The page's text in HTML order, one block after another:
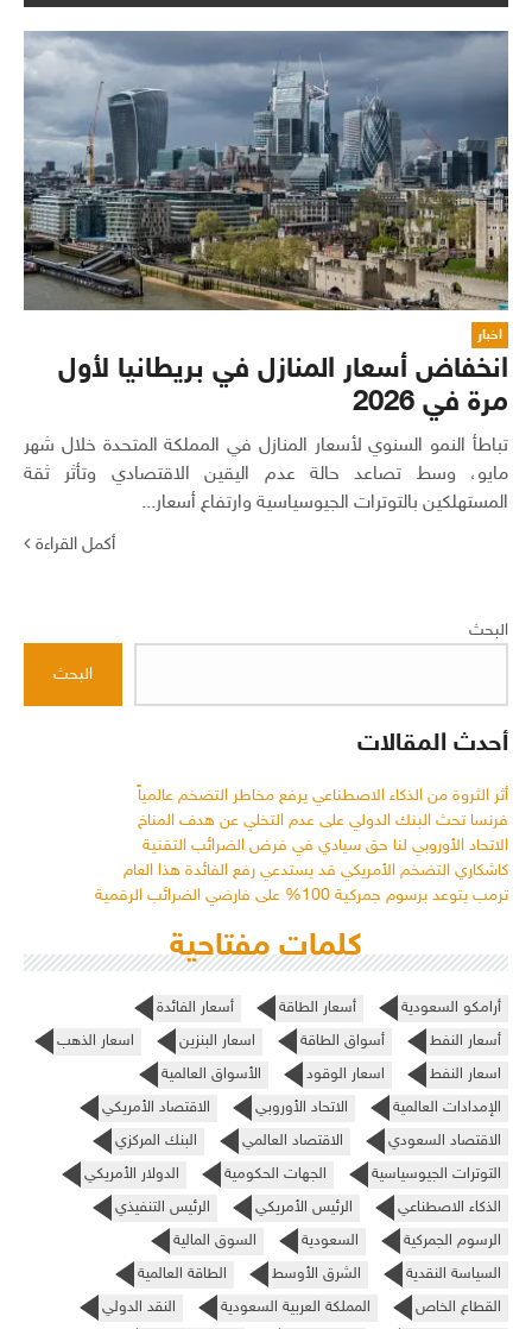
اخبار
انخفاض أسعار المنازل في بريطانيا لأول
مرة في 2026
تباطأ النمو السنوي لأسعار المنازل في المملكة المتحدة خلال شهر
مايو، وسط تصاعد حالة عدم اليقين الاقتصادي وتأثر ثقة
المستهلكين بالتوترات الجيوسياسية وارتفاع أسعار...
أكمل القراءة
البحث
البحث
أحدث المقالات
أثر الثروة من الذكاء الاصطناعي يرفع مخاطر التضخم عالمياً
فرنسا تحث البنك الدولي على عدم التخلي عن هدف المناخ
الاتحاد الأوروبي لنا حق سيادي في فرض الضرائب التقنية
كاشكاري التضخم الأمريكي قد يستدعي رفع الفائدة هذا العام
ترمب يتوعد برسوم جمركية 100% على فارضي الضرائب الرقمية
كلمات مفتاحية
أرامكو السعودية أسعار الطاقة
أسعار الفائدة
أسعار النفط
أسواق الطاقة اسعار البنزين
اسعار الذهب
اسعار النفط
اسعار الوقود
الأسواق العالمية
الإمدادات العالمية
الاتحاد الأوروبي
الاقتصاد الأمريكي
الاقتصاد السعودي
الاقتصاد العالمي
البنك المركزي
التوترات الجيوسياسية
الجهات الحكومية
الدولار الأمريكي
الذكاء الاصطناعي
الرئيس الأمريكي
الرئيس التنفيذي
الرسوم الجمركية
السعودية
السوق المالية
السياسة النقدية
الشرق الأوسط
الطاقة العالمية
القطاع الخاص
المملكة العربية السعودية النقد الدولي